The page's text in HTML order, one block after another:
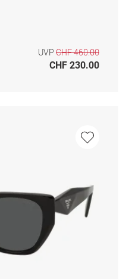
UVP CHF 460.00
CHF 230.00